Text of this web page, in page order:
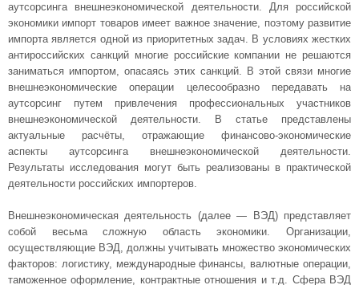
аутсорсинга внешнеэкономической деятельности. Для российской
экономики импорт товаров имеет важное значение, поэтому развитие
импорта является одной из приоритетных задач. В условиях жестких
антироссийских санкций многие российские компании не решаются
заниматься импортом, опасаясь этих санкций. В этой связи многие
внешнеэкономические операции целесообразно передавать на
аутсорсинг путем привлечения профессиональных участников
внешнеэкономической деятельности. В статье представлены
актуальные расчёты, отражающие финансово-экономические
аспекты аутсорсинга внешнеэкономической деятельности.
Результаты исследования могут быть реализованы в практической
деятельности российских импортеров.
Внешнеэкономическая деятельность (далее — ВЭД) представляет
собой весьма сложную область экономики. Организации,
осуществляющие ВЭД, должны учитывать множество экономических
факторов: логистику, международные финансы, валютные операции,
таможенное оформление, контрактные отношения и т.д. Сфера ВЭД